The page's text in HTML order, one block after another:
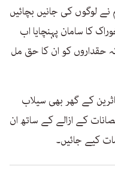
لوگوں کی جانیں بچائیں
کا سامان پہنچایا اب
حقداروں کو ان کا حق مل
کے گھر بھی سیلاب
کے ازالے کے ساتھ ان
کیے جائیں۔